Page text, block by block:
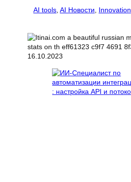
AI tools AI Новости Innovation
16.10.2023